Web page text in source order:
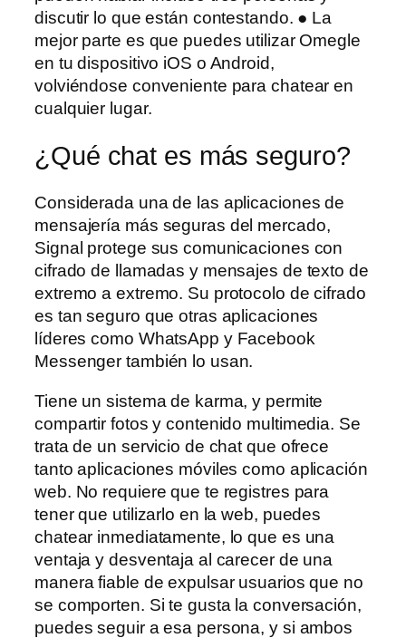
discutir lo que están contestando. ● La
mejor parte es que puedes utilizar Omegle
en tu dispositivo iOS o Android,
volviéndose conveniente para chatear en
cualquier lugar.
¿Qué chat es más seguro?
Considerada una de las aplicaciones de
mensajería más seguras del mercado,
Signal protege sus comunicaciones con
cifrado de llamadas y mensajes de texto de
extremo a extremo. Su protocolo de cifrado
es tan seguro que otras aplicaciones
líderes como WhatsApp y Facebook
Messenger también lo usan.
Tiene un sistema de karma, y permite
compartir fotos y contenido multimedia. Se
trata de un servicio de chat que ofrece
tanto aplicaciones móviles como aplicación
web. No requiere que te registres para
tener que utilizarlo en la web, puedes
chatear inmediatamente, lo que es una
ventaja y desventaja al carecer de una
manera fiable de expulsar usuarios que no
se comporten. Si te gusta la conversación,
puedes seguir a esa persona, y si ambos